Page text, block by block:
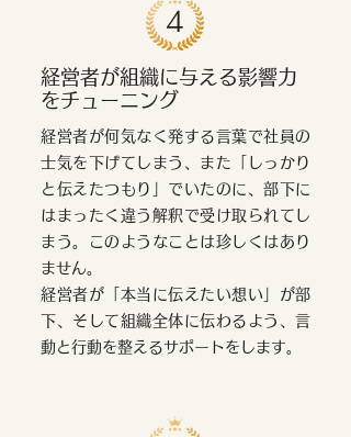
4
経営者が組織に与える影響力
をチューニング
経営者が何気なく発する言葉で社員の
士気を下げてしまう、また「しっかり
と伝えたつもり」でいたのに、部下に
はまったく違う解釈で受け取られてし
まう。このようなことは珍しくはあり
ません。
経営者が「本当に伝えたい想い」が部
下、そして組織全体に伝わるよう、言
動と行動を整えるサポートをします。